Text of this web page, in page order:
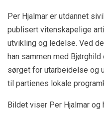
Per Hjalmar er utdannet
publisert vitenskapelige
utvikling og ledelse. Ved
han sammen med
sørget for utarbeidelse og
til partienes lokale
Bildet viser Per Hjalmar og